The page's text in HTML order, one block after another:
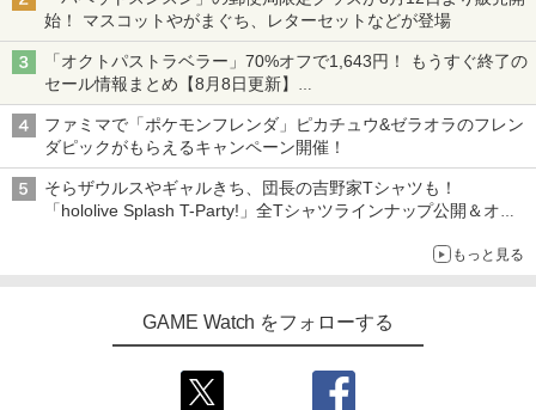
始！ マスコットやがまぐち、レターセットなどが登場
「オクトパストラベラー」70%オフで1,643円！ もうすぐ終了の
セール情報まとめ【8月8日更新】
ニンテンドーeショップでは「大神 絶景版」が67%オフで990円
ファミマで「ポケモンフレンダ」ピカチュウ&ゼラオラのフレン
ダピックがもらえるキャンペーン開催！
そらザウルスやギャルきち、団長の吉野家Tシャツも！
「hololive Splash T-Party!」全Tシャツラインナップ公開＆オン
もっと見る
GAME Watch をフォローする